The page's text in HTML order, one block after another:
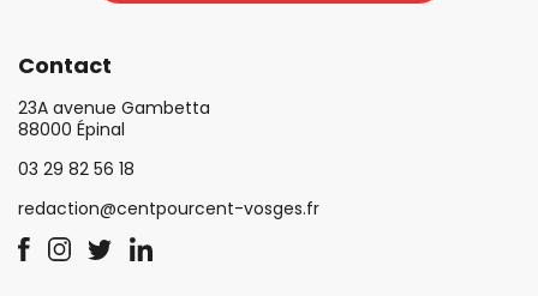
Contact
23A avenue Gambetta
88000 Épinal
03 29 82 56 18
redaction@centpourcent-vosges.fr